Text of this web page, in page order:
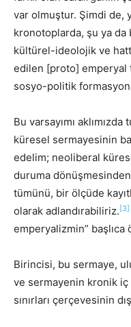
var olmuştur. Şimdi de,
kronotoplarda, şu ya
kültürel-ideolojik ve
edilen [proto] emperyal
sosyo-politik
Bu varsayımı
küresel sermayesinin
edelim; neoliberal
duruma
tümünü, bir ölçüde
olarak adlandırabiliriz.[3]
emperyalizmin” başlıca
Birincisi, bu sermaye,
ve sermayenin kronik iç
sınırları çerçevesinin